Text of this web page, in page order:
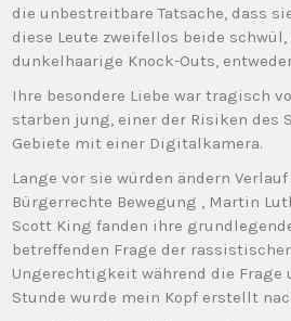
die unbestreitbare Tatsache, dass
diese Leute zweifellos beide
dunkelhaarige Knock-Outs,
Ihre besondere Liebe war tragisch
starben jung, einer der Risiken des
Gebiete mit einer Digitalkamera.
Lange vor sie würden ändern
Bürgerrechte Bewegung , Martin
Scott King fanden ihre
betreffenden Frage der
Ungerechtigkeit während die Frage
Stunde wurde mein Kopf erstellt